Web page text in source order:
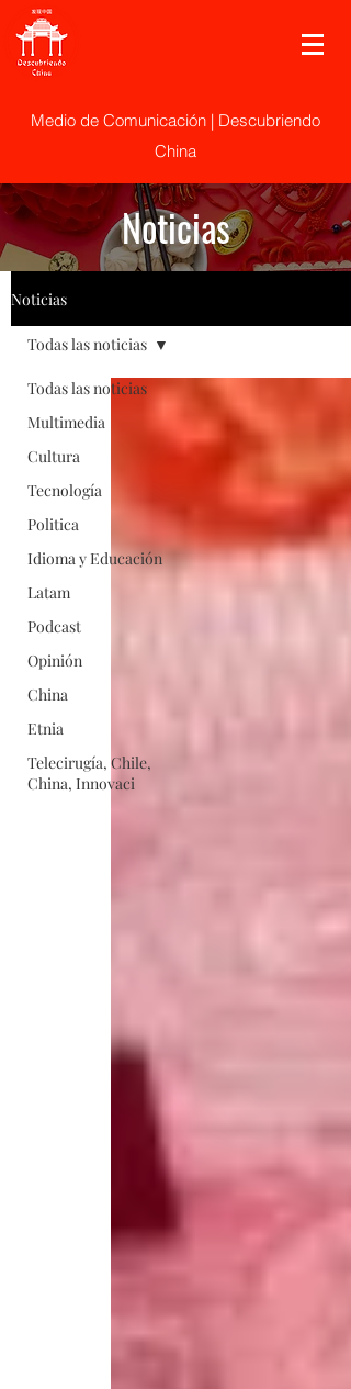
Medio de Comunicación | Descubriendo
China
Noticias
Noticias
Todas las noticias
Multimedia
Cultura
Tecnología
Politica
Idioma y Educación
Latam
Podcast
Opinión
China
Etnia
Telecirugía, Chile,
China, Innovaci
Todas las noticias